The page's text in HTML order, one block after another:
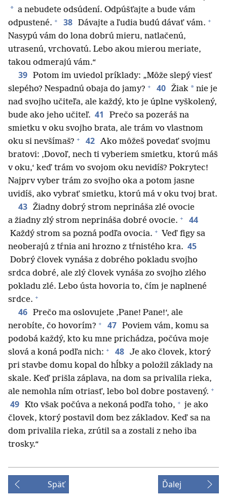
* a nebudete odsúdení. Odpúšťajte a bude vám
odpustené. + 38 Dávajte a ľudia budú dávať vám. +
Nasypú vám do lona dobrú mieru, natlačenú,
utrasenú, vrchovatú. Lebo akou mierou meriate,
takou odmerajú vám.“
39 Potom im uviedol príklady: „Môže slepý viesť
slepého? Nespadnú obaja do jamy? + 40 Žiak * nie je
nad svojho učiteľa, ale každý, kto je úplne vyškolený,
bude ako jeho učiteľ. 41
Prečo sa pozeráš na
smietku v oku svojho brata, ale trám vo vlastnom
oku si nevšímaš? + 42 Ako môžeš povedať svojmu
bratovi: ‚Dovoľ, nech ti vyberiem smietku, ktorú máš
v oku,‘ keď trám vo svojom oku nevidíš? Pokrytec!
Najprv vyber trám zo svojho oka a potom jasne
uvidíš, ako vybrať smietku, ktorú má v oku tvoj brat.
43 Žiadny dobrý strom neprináša zlé ovocie
a žiadny zlý strom neprináša dobré ovocie. + 44
Každý strom sa pozná podľa ovocia. + Veď figy sa
neoberajú z tŕnia ani hrozno z tŕnistého kra. 45
Dobrý človek vynáša z dobrého pokladu svojho
srdca dobré, ale zlý človek vynáša zo svojho zlého
pokladu zlé. Lebo ústa hovoria to, čím je naplnené
srdce. +
46 Prečo ma oslovujete ‚Pane! Pane!‘, ale
nerobíte, čo hovorím? + 47 Poviem vám, komu sa
podobá každý, kto ku mne prichádza, počúva moje
slová a koná podľa nich: + 48 Je ako človek, ktorý
pri stavbe domu kopal do hĺbky a položil základy na
skale. Keď prišla záplava, na dom sa privalila rieka,
ale nemohla ním otriasť, lebo bol dobre postavený. +
49 Kto však počúva a nekoná podľa toho, + je ako
človek, ktorý postavil dom bez základov. Keď sa na
dom privalila rieka, zrútil sa a zostali z neho iba
trosky.“
Späť Ďalej